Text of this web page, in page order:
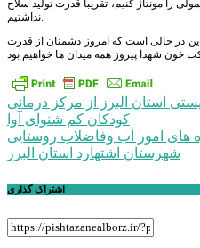
فقط می توانستیم یک تفنگ ژ۳ معمولی را مونتاژ کنیم، تقریبا قدرت تولید سلاح
نداشتیم.
در حالی است که امروز دشمنان از قدرت
خون شهدا پیروز همه میدان ها خواهیم بود
راهبری
نوشته
استان البرز از مرکز درمانی
کودکان کم شنوای آوا
های امور آب وفاضلاب روستایی
شهرستان اشتهارد استان البرز
اشتراک گذاری